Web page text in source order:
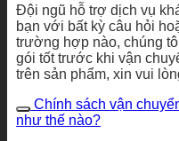
Đội ngũ hỗ trợ dịch vụ
bạn với bất kỳ câu hỏi
trường hợp nào, chúng
gói tốt trước khi vận
trên sản phẩm, xin vui
Chính sách vận
như thế nào?